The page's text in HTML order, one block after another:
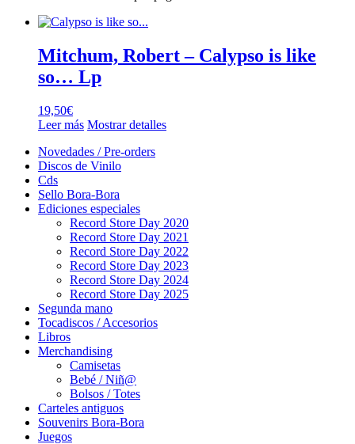
Mitchum, Robert – Calypso is like
so… Lp
19,50€
Leer más Mostrar detalles
Novedades / Pre-orders
Discos de Vinilo
Cds
Sello Bora-Bora
Ediciones especiales
Record Store Day 2020
Record Store Day 2021
Record Store Day 2022
Record Store Day 2023
Record Store Day 2024
Record Store Day 2025
Segunda mano
Tocadiscos / Accesorios
Libros
Merchandising
Camisetas
Bebé / Niñ@
Bolsos / Totes
Carteles antiguos
Souvenirs Bora-Bora
Juegos